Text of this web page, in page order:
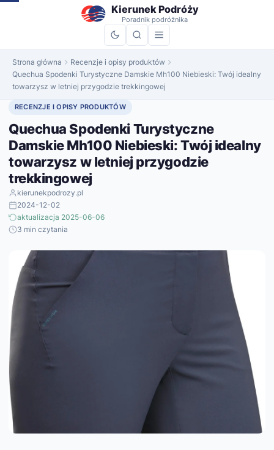
do
Kierunek Podróży
Poradnik podróżnika
Strona główna
Recenzje i opisy produktów
Quechua Spodenki Turystyczne Damskie Mh100 Niebieski: Twój idealny
towarzysz w letniej przygodzie trekkingowej
RECENZJE I OPISY PRODUKTÓW
Quechua Spodenki Turystyczne
Damskie Mh100 Niebieski: Twój idealny
towarzysz w letniej przygodzie
trekkingowej
kierunekpodrozy.pl
2024-12-02
aktualizacja 2025-06-06
3 min czytania